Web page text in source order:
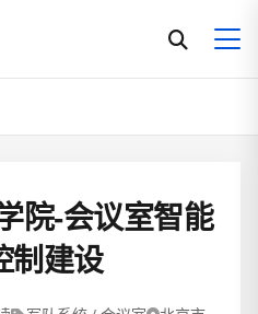
院-会议室智能
制建设